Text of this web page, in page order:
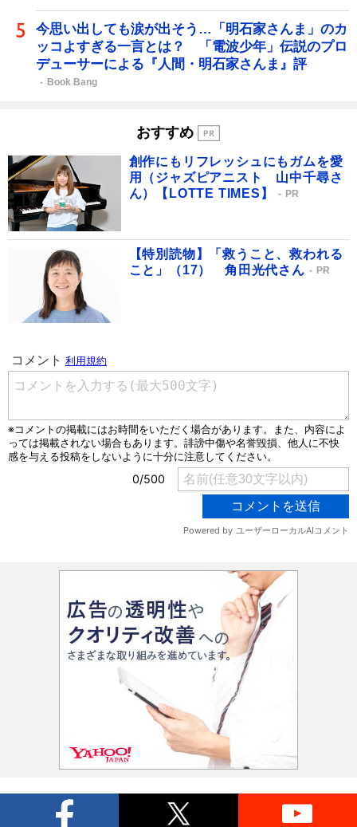
今思い出しても涙が出そう…「明石家さんま」のカ
ッコよすぎる一言とは？ 「電波少年」伝説のプロ
デューサーによる『人間・明石家さんま』評
Book Bang
おすすめ
創作にもリフレッシュにもガムを愛
用（ジャズピアニスト 山中千尋さ
ん）【LOTTE TIMES】
PR
【特別読物】「救うこと、救われる
こと」（17） 角田光代さん
PR